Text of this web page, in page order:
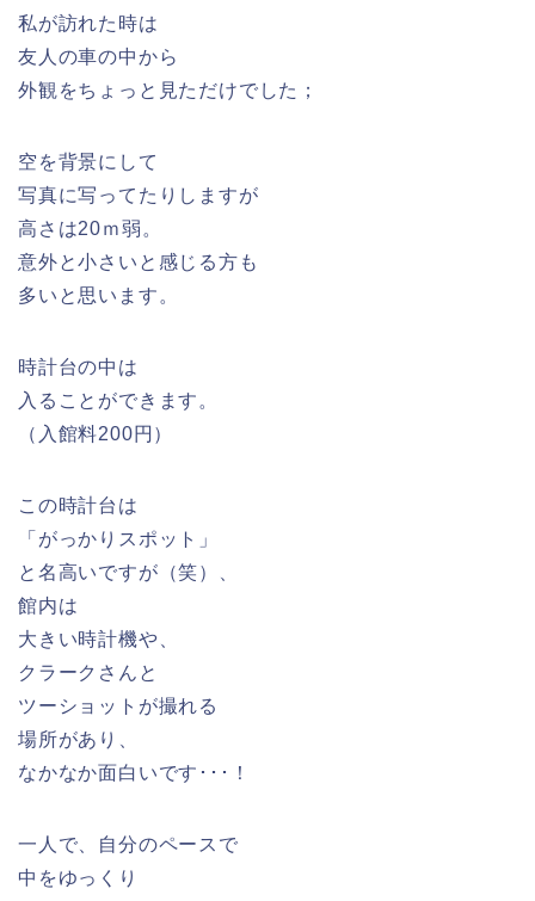
私が訪れた時は
友人の車の中から
外観をちょっと見ただけでした；
空を背景にして
写真に写ってたりしますが
高さは20ｍ弱。
意外と小さいと感じる方も
多いと思います。
時計台の中は
入ることができます。
（入館料200円）
この時計台は
「がっかりスポット」
と名高いですが（笑）、
館内は
大きい時計機や、
クラークさんと
ツーショットが撮れる
場所があり、
なかなか面白いです･･･！
一人で、自分のペースで
中をゆっくり